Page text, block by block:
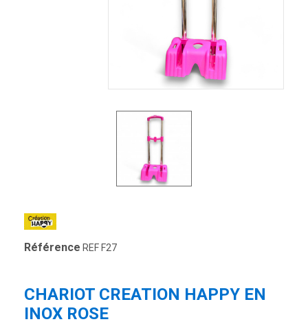
Référence REF F27
CHARIOT CREATION HAPPY EN
INOX ROSE